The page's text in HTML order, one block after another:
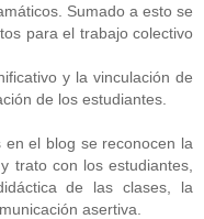
Sumado a esto se
para el trabajo colectivo
y la vinculación de
de los estudiantes.
en el blog se reconocen la
trato con los estudiantes,
de las clases, la
asertiva.